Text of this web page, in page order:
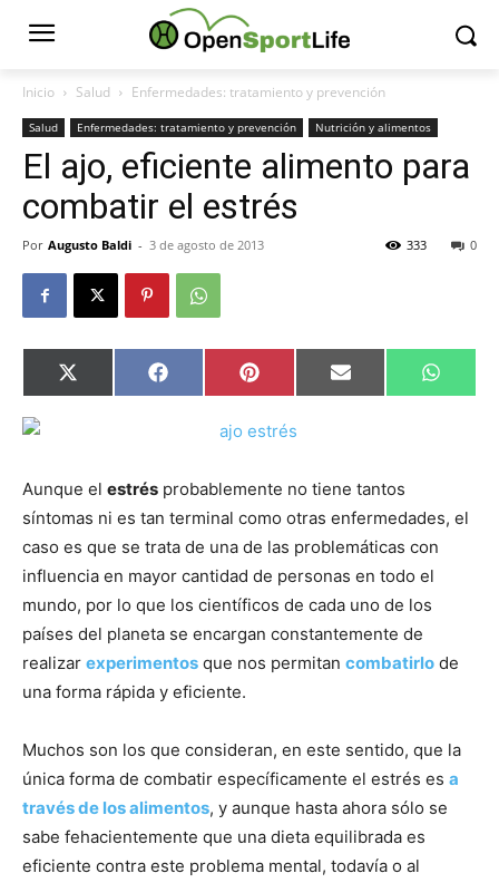
Inicio Salud Enfermedades: tratamiento y prevención
Salud Enfermedades: tratamiento y prevención Nutrición y alimentos
El ajo, eficiente alimento para
combatir el estrés
Por Augusto Baldi - 3 de agosto de 2013 0
333
Compartir
en
X
(Twitter)
Compartir
en
Facebook Compartir
en
Pinterest Compartir
en
Email
en
Aunque el estrés probablemente no tiene tantos
síntomas ni es tan terminal como otras enfermedades, el
caso es que se trata de una de las problemáticas con
influencia en mayor cantidad de personas en todo el
mundo, por lo que los científicos de cada uno de los
países del planeta se encargan constantemente de
realizar experimentos que nos permitan combatirlo de
una forma rápida y eficiente.
Muchos son los que consideran, en este sentido, que la
única forma de combatir específicamente el estrés es a
través de los alimentos, y aunque hasta ahora sólo se
sabe fehacientemente que una dieta equilibrada es
eficiente contra este problema mental, todavía o al